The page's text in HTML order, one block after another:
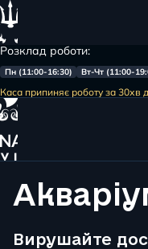
Розклад роботи:
Пн (11:00-16:30) Вт-Чт (11:00-
Каса припиняє роботу за 30хв
Головна
Вирушайте